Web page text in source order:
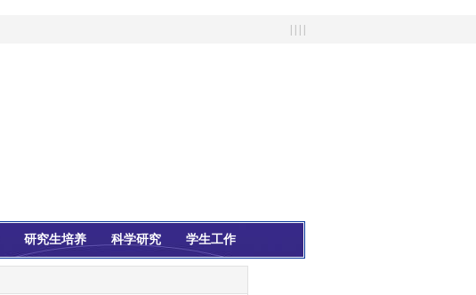
研究生培养 科学研究 学生工作